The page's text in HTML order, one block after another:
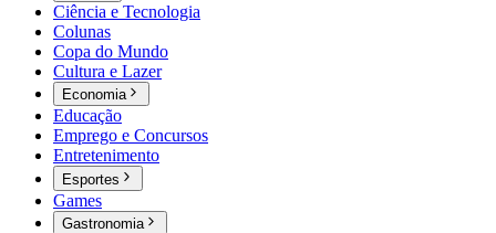
Ciência e Tecnologia
Colunas
Copa do Mundo
Cultura e Lazer
Economia
Educação
Emprego e Concursos
Entretenimento
Esportes
Games
Gastronomia